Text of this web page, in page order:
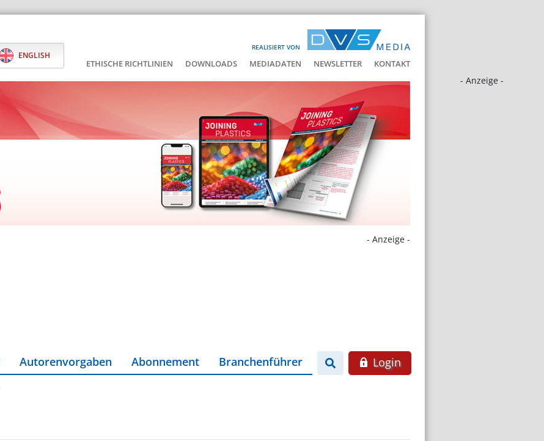
REALISIERT VON
ENGLISH
ETHISCHE RICHTLINIEN DOWNLOADS MEDIADATEN NEWSLETTER KONTAKT
- Anzeige -
- Anzeige -
Autorenvorgaben Abonnement Branchenführer Login